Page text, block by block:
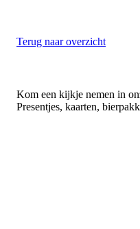
Terug naar overzicht
Kom een kijkje nemen in
Presentjes, kaarten,